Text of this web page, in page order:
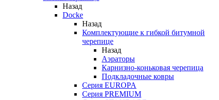
Назад
Docke
Назад
Комплектующие к гибкой битумной
черепице
Назад
Аэраторы
Карнизно-коньковая черепица
Подкладочные ковры
Серия EUROPA
Серия PREMIUM